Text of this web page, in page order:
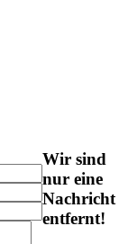
Wir sind
nur eine
Nachricht
entfernt!